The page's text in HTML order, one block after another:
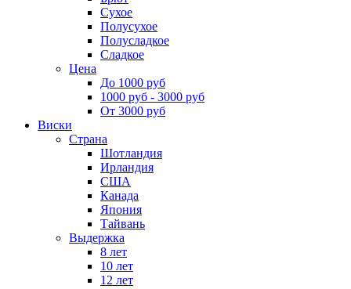
Сухое
Полусухое
Полусладкое
Сладкое
Цена
До 1000 руб
1000 руб - 3000 руб
От 3000 руб
Виски
Страна
Шотландия
Ирландия
США
Канада
Япония
Тайвань
Выдержка
8 лет
10 лет
12 лет